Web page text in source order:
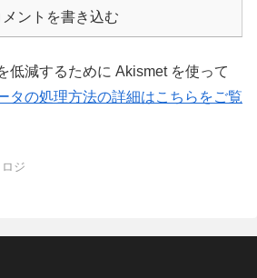
メントを書き込む
低減するために Akismet を使って
タの処理方法の詳細はこちらをご覧
ジ